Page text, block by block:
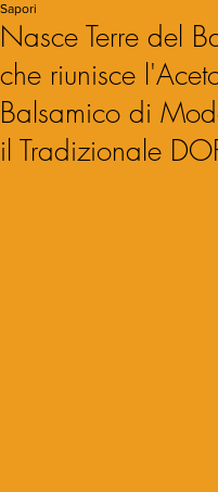
Nasce Terre del
che riunisce
Balsamico di
il Tradizionale
Sapori